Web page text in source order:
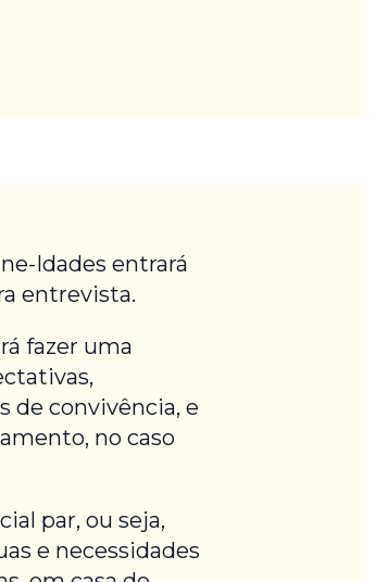
Idades entrará
entrevista.
fazer uma
de convivência, e
no caso
par, ou seja,
e necessidades